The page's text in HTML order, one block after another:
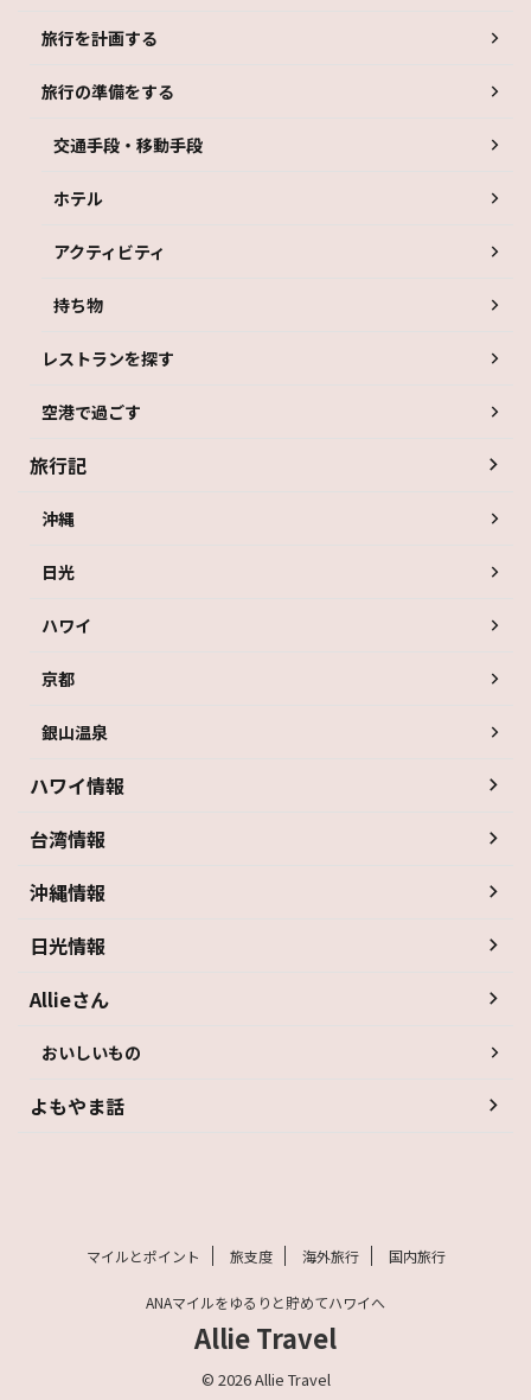
旅行を計画する
旅行の準備をする
交通手段・移動手段
ホテル
アクティビティ
持ち物
レストランを探す
空港で過ごす
旅行記
沖縄
日光
ハワイ
京都
銀山温泉
ハワイ情報
台湾情報
沖縄情報
日光情報
Allieさん
おいしいもの
よもやま話
マイルとポイント 旅支度 海外旅行 国内旅行
ANAマイルをゆるりと貯めてハワイへ
Allie Travel
© 2026 Allie Travel